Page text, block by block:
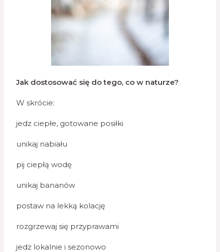
Jak dostosować się do tego, co w naturze?
W skrócie:
jedz ciepłe, gotowane posiłki
unikaj nabiału
pij ciepłą wodę
unikaj bananów
postaw na lekką kolację
rozgrzewaj się przyprawami
jedz lokalnie i sezonowo